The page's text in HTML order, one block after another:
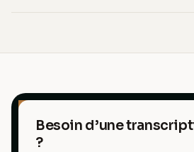
Besoin d’une
?